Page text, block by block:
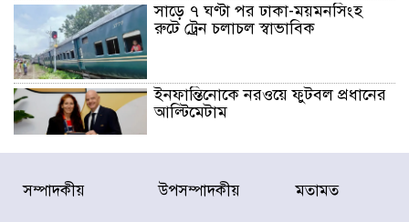
সাড়ে ৭ ঘণ্টা পর ঢাকা-ময়মনসিংহ
রুটে ট্রেন চলাচল স্বাভাবিক
ইনফান্তিনোকে নরওয়ে ফুটবল প্রধানের
আল্টিমেটাম
দেশে ভারি বৃষ্টির সতর্কবার্তা, ১০
জেলায় বন্যার পূর্বাভাস
সম্পাদকীয় উপসম্পাদকীয় মতামত